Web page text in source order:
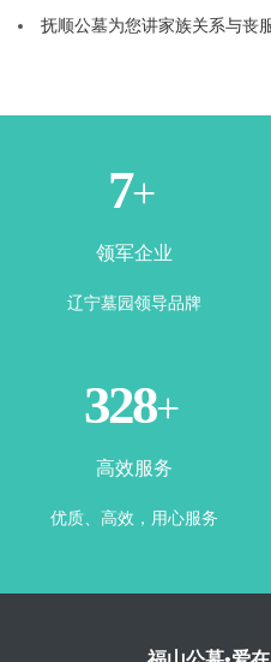
抚顺公墓为您讲家族关系与丧
2+
领军企业
辽宁墓园领导品牌
360+
高效服务
优质、高效，用心服务